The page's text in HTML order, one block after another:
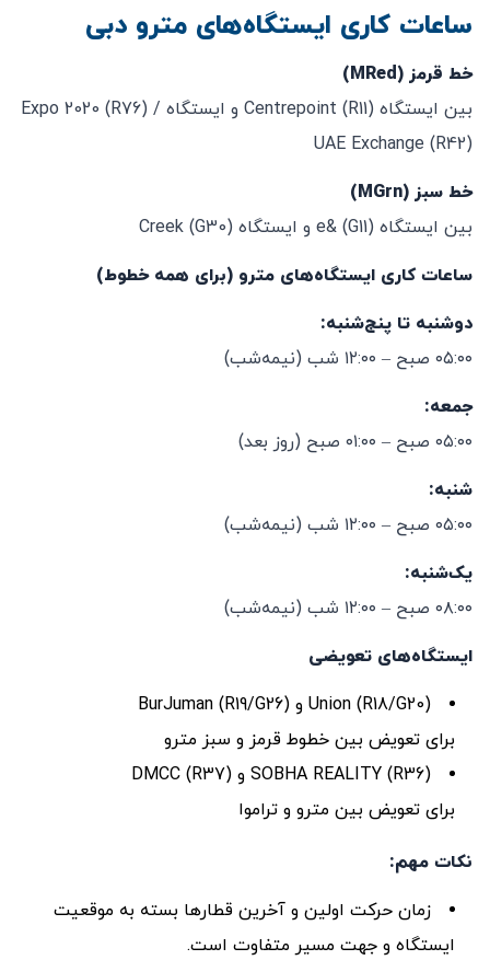
ساعات کاری ایستگاه‌های مترو دبی
خط قرمز (MRed)
بین ایستگاه Centrepoint (R11) و ایستگاه Expo 2020 (R76) /
UAE Exchange (R42)
خط سبز (MGrn)
بین ایستگاه e& (G11) و ایستگاه Creek (G30)
ساعات کاری ایستگاه‌های مترو (برای همه خطوط)
دوشنبه تا پنج‌شنبه:
۰۵:۰۰ صبح – ۱۲:۰۰ شب (نیمه‌شب)
جمعه:
۰۵:۰۰ صبح – ۰۱:۰۰ صبح (روز بعد)
شنبه:
۰۵:۰۰ صبح – ۱۲:۰۰ شب (نیمه‌شب)
یک‌شنبه:
۰۸:۰۰ صبح – ۱۲:۰۰ شب (نیمه‌شب)
ایستگاه‌های تعویضی
Union (R18/G20) و BurJuman (R19/G26)
برای تعویض بین خطوط قرمز و سبز مترو
SOBHA REALITY (R36) و DMCC (R37)
برای تعویض بین مترو و تراموا
نکات مهم:
زمان حرکت اولین و آخرین قطارها بسته به موقعیت
ایستگاه و جهت مسیر متفاوت است.